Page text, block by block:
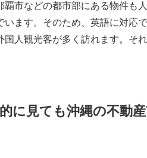
覇市などの都市部にある物件も
います。そのため、英語に対応
国人観光客が多く訪れます。そ
に見ても沖縄の不動